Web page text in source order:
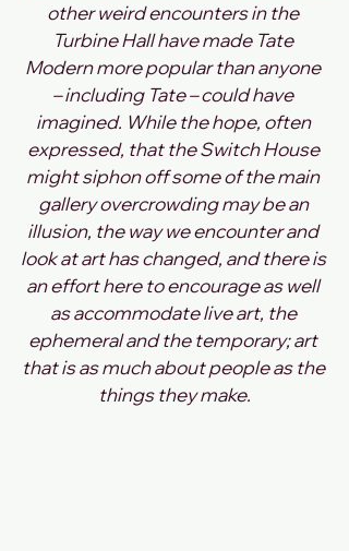
other weird encounters in the
Turbine Hall have made Tate
Modern more popular than anyone
– including Tate – could have
imagined. While the hope, often
expressed, that the Switch House
might siphon off some of the main
gallery overcrowding may be an
illusion, the way we encounter and
look at art has changed, and there is
an effort here to encourage as well
as accommodate live art, the
ephemeral and the temporary; art
that is as much about people as the
things they make.